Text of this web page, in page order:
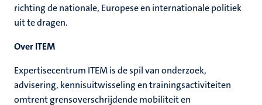
richting de nationale, Europese en internationale politiek
uit te dragen.
Over ITEM
Expertisecentrum ITEM is de spil van onderzoek,
advisering, kennisuitwisseling en trainingsactiviteiten
omtrent grensoverschrijdende mobiliteit en